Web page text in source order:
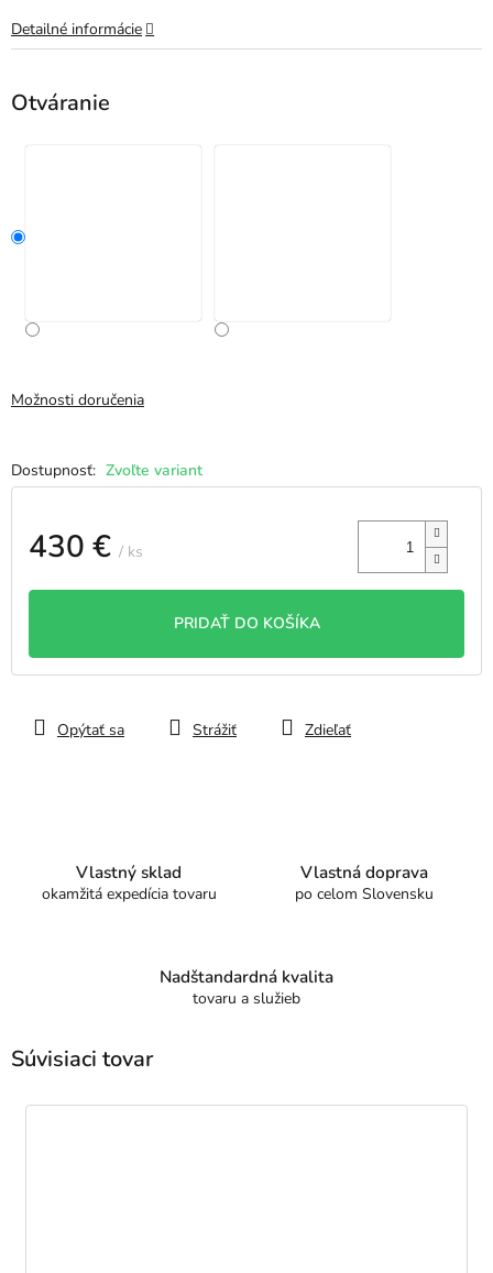
Zvoľte variant
Otváranie
Možnosti doručenia
430 € / ks
PRIDAŤ DO KOŠÍKA
Detailné informácie
Opýtať sa Strážiť Zdieľať
Vlastný sklad
okamžitá expedícia tovaru
Vlastná doprava
po celom Slovensku
Nadštandardná kvalita
tovaru a služieb
Súvisiaci tovar